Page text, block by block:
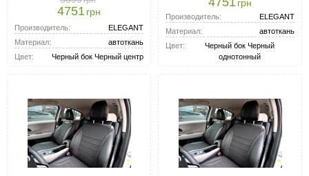
4751 грн
Производитель:
ELEGANT
Материал:
автоткань
Цвет:
Черный бок Черный центр
грн
Производитель:
ELEGANT
Материал:
автоткань
Цвет:
Черный бок Черный
однотонный